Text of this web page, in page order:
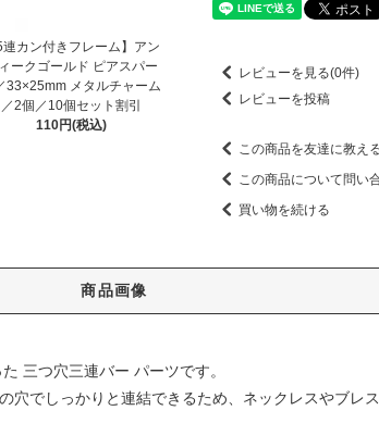
連カン付きフレーム】アン
ークゴールド ピアスパー
33×25mm メタルチャーム
／2個／10個セット割引
110円(税込)
レビューを見る(0件)
レビューを投稿
この商品を友達に教え
この商品について問い
買い物を続ける
商品画像
三つ穴三連バー パーツです。
でしっかりと連結できるため、ネックレスやブレ